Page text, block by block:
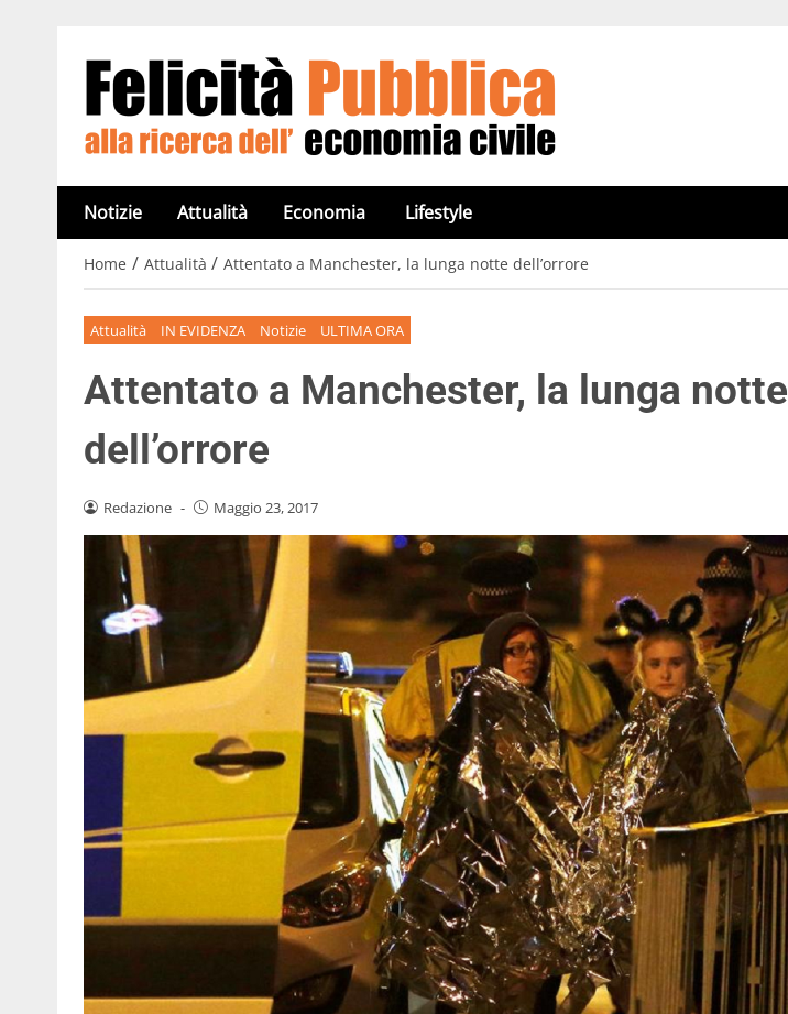
Notizie Attualità Economia Lifestyle
Home / Attualità / Attentato a Manchester, la lunga notte dell’orrore
Attualità IN EVIDENZA Notizie ULTIMA ORA
Attentato a Manchester, la lunga notte
dell’orrore
Redazione - Maggio 23, 2017